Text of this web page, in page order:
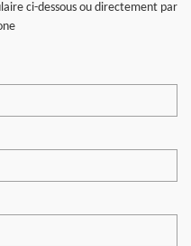
ci-dessous ou directement par